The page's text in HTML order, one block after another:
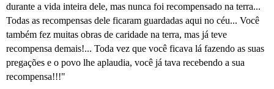
durante a vida inteira dele, mas nunca foi recompensado na terra...
Todas as recompensas dele ficaram guardadas aqui no céu... Você
também fez muitas obras de caridade na terra, mas já teve
recompensa demais!... Toda vez que você ficava lá fazendo as suas
pregações e o povo lhe aplaudia, você já tava recebendo a sua
recompensa!!!"